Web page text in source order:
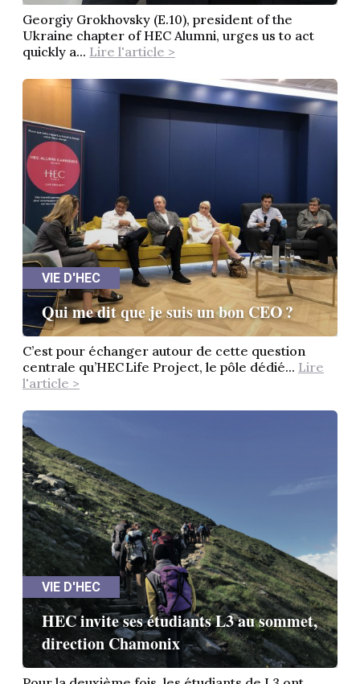
Georgiy Grokhovsky (E.10), president of the
Ukraine chapter of HEC Alumni, urges us to act
quickly a... Lire l'article >
VIE D'HEC
Qui me dit que je suis un bon CEO ?
C’est pour échanger autour de cette question
centrale qu’HEC Life Project, le pôle dédié... Lire
l'article >
VIE D'HEC
HEC invite ses étudiants L3 au sommet,
direction Chamonix